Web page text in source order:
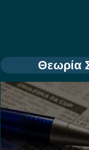
Θεωρία